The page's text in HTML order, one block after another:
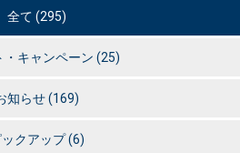
全て (295)
・キャンペーン (25)
知らせ(169)
ックアップ(6)